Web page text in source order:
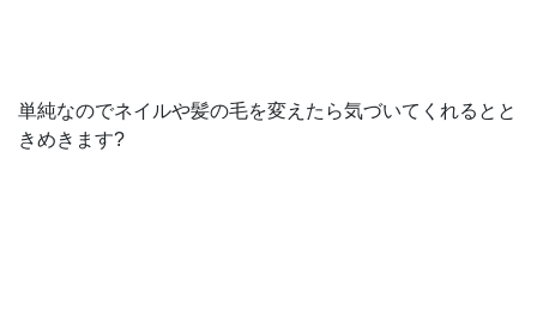
単純なのでネイルや髪の毛を変えたら気づいてくれるとと
きめきます?